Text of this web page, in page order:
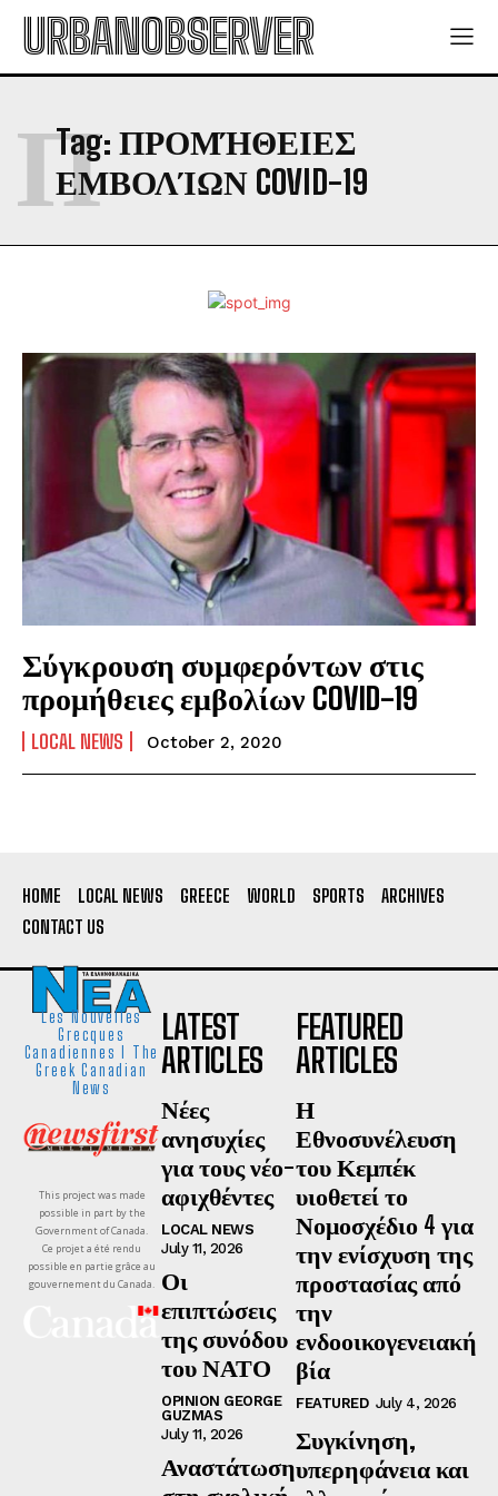
URBANOBSERVER
Tag: ΠΡΟΜΉΘΕΙΕΣ
ΕΜΒΟΛΊΩΝ COVID-19
Π
Σύγκρουση συμφερόντων στις
προμήθειες εμβολίων COVID-19
LOCAL NEWS October 2, 2020
HOME LOCAL NEWS GREECE WORLD SPORTS
ARCHIVES
CONTACT US
Les Nouvelles
Grecques
Canadiennes I The
Greek Canadian
News
This project was made
possible in part by the
Government of Canada.
Ce projet a été rendu
possible en partie grâce au
gouvernement du Canada.
LATEST
ARTICLES
Νέες
ανησυχίες
για τους νέο-
αφιχθέντες
LOCAL NEWS
July 11, 2026
Οι
επιπτώσεις
της συνόδου
του ΝΑΤΟ
OPINION GEORGE
GUZMAS
July 11, 2026
Αναστάτωση
FEATURED
ARTICLES
Η
Εθνοσυνέλευση
του Κεμπέκ
υιοθετεί το
Νομοσχέδιο 4 για
την ενίσχυση της
προστασίας από
την
ενδοοικογενειακή
βία
FEATURED July 4, 2026
Συγκίνηση,
υπερηφάνεια και